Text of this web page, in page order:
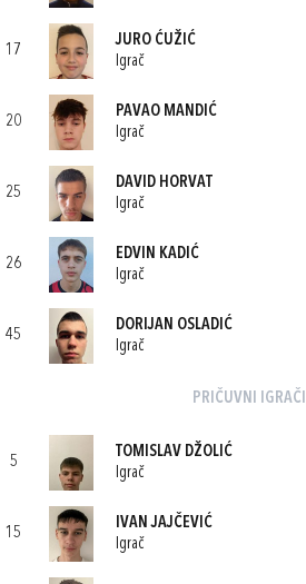
17
JURO ĆUŽIĆ
Igrač
20
PAVAO MANDIĆ
Igrač
25
DAVID HORVAT
Igrač
26
EDVIN KADIĆ
Igrač
45
DORIJAN OSLADIĆ
Igrač
PRIČUVNI IGRAČI
5
TOMISLAV DŽOLIĆ
Igrač
15
IVAN JAJČEVIĆ
Igrač